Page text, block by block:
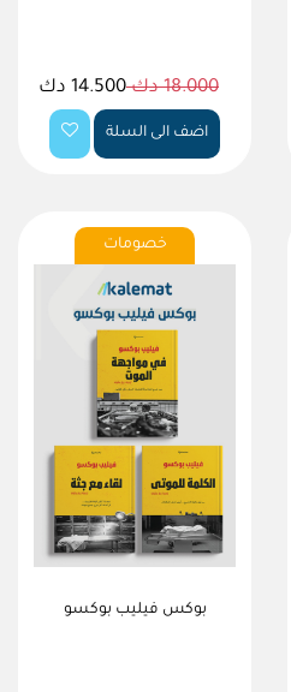
18.000 دك 14.500 دك
اضف الى السلة
خصومات
بوكس فيليب بوكسو